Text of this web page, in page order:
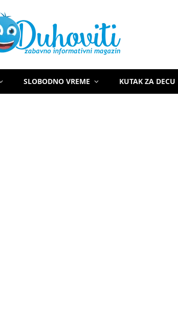
SLOBODNO VREME KUTAK ZA DECU